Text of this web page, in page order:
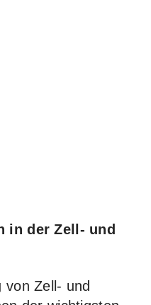
in der Zell- und
von Zell- und